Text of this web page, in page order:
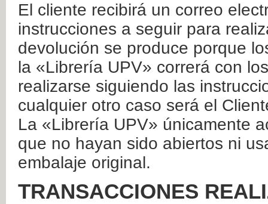
El cliente recibirá un correo
instrucciones a seguir para
devolución se produce porque
la «Librería UPV» correrá con
realizarse siguiendo las
cualquier otro caso será el
La «Librería UPV» únicamente
que no hayan sido abiertos ni
embalaje original.
TRANSACCIONES